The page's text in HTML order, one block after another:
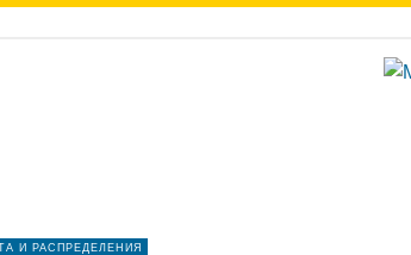
И РАСПРЕДЕЛЕНИЯ